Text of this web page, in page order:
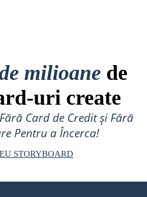
milioane de
uri create
Card de Credit și Fără
Pentru a Încerca!
STORYBOARD